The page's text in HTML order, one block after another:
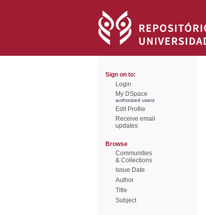
Sign on to:
Login
My DSpace
authorized users
Edit Profile
Receive email
updates
Browse
Communities
& Collections
Issue Date
Author
Title
Subject